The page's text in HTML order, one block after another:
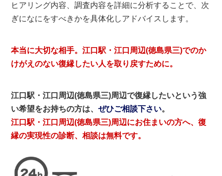
ヒアリング内容、調査内容を詳細に分析することで、次
ぎになにをすべきかを具体化しアドバイスします。
本当に大切な相手。江口駅・江口周辺(徳島県三)でのか
けがえのない復縁したい人を取り戻すために。
江口駅・江口周辺(徳島県三)周辺で復縁したいという強
い希望をお持ちの方は、ぜひご相談下さい。
江口駅・江口周辺(徳島県三)周辺にお住まいの方へ、復
縁の実現性の診断、相談は無料です。